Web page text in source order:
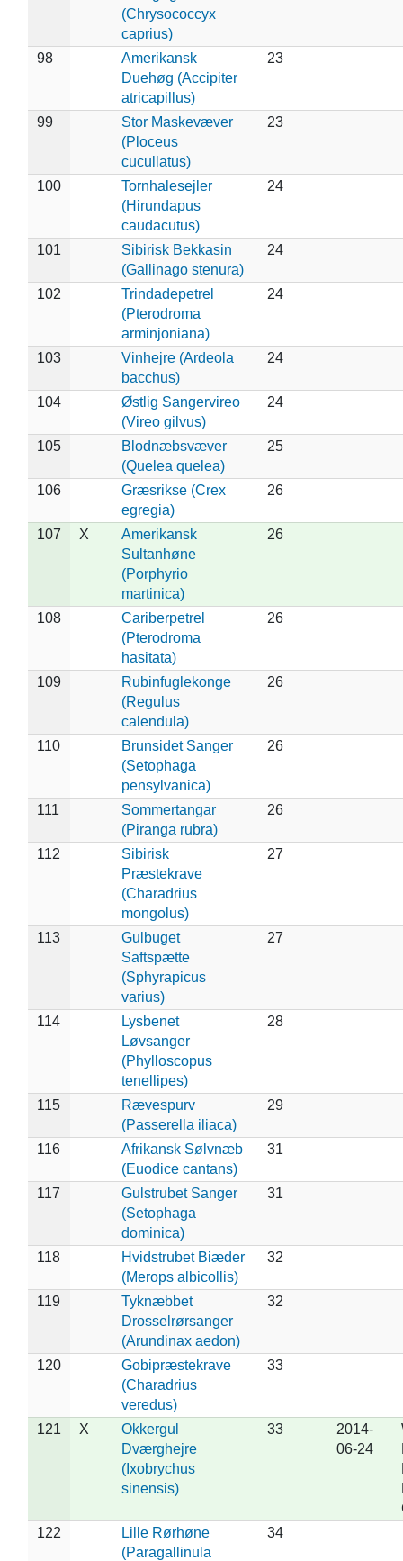
(Chrysococcyx
caprius)
98
Amerikansk
Duehøg (Accipiter
atricapillus)
23
99
Stor Maskevæver
(Ploceus
cucullatus)
23
100
Tornhalesejler
(Hirundapus
caudacutus)
24
101
Sibirisk Bekkasin
(Gallinago stenura)
24
102
Trindadepetrel
(Pterodroma
arminjoniana)
24
103
Vinhejre (Ardeola
bacchus)
24
104
Østlig Sangervireo
(Vireo gilvus)
24
105
Blodnæbsvæver
(Quelea quelea)
25
106
Græsrikse (Crex
egregia)
26
107 X
Amerikansk
Sultanhøne
(Porphyrio
martinica)
26
108
Cariberpetrel
(Pterodroma
hasitata)
26
109
Rubinfuglekonge
(Regulus
calendula)
26
110
Brunsidet Sanger
(Setophaga
pensylvanica)
26
111
Sommertangar
(Piranga rubra)
26
112
Sibirisk
Præstekrave
(Charadrius
mongolus)
27
113
Gulbuget
Saftspætte
(Sphyrapicus
varius)
27
114
Lysbenet
Løvsanger
(Phylloscopus
tenellipes)
28
115
Rævespurv
(Passerella iliaca)
29
116
Afrikansk Sølvnæb
(Euodice cantans)
31
117
Gulstrubet Sanger
(Setophaga
dominica)
31
118
Hvidstrubet Biæder
(Merops albicollis)
32
119
Tyknæbbet
Drosselrørsanger
(Arundinax aedon)
32
120
Gobipræstekrave
(Charadrius
veredus)
33
121 X
Okkergul
Dværghejre
(Ixobrychus
sinensis)
33
2014-
06-24
122
Lille Rørhøne
(Paragallinula
34